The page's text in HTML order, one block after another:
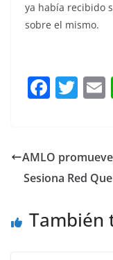
ya había recibido
sobre el mismo.
F
e
b
o
T
er l
AMLO
Sesiona Red
También